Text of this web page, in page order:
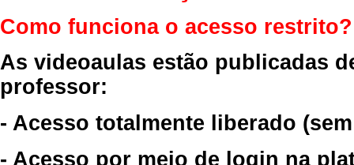
Como funciona o acesso restrito?
As videoaulas estão publicadas
professor:
- Acesso totalmente liberado
- Acesso por meio de login na